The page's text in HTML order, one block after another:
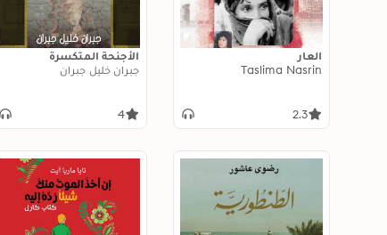
العار
Taslima Nasrin
2.3
الأجنحة المتكسرة
جبران خليل جبران
4